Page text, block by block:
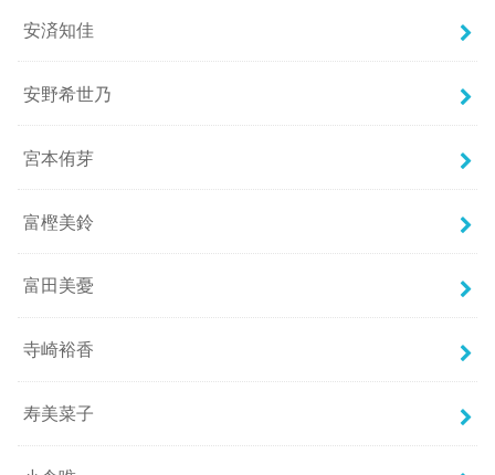
安済知佳
安野希世乃
宮本侑芽
富樫美鈴
富田美憂
寺崎裕香
寿美菜子